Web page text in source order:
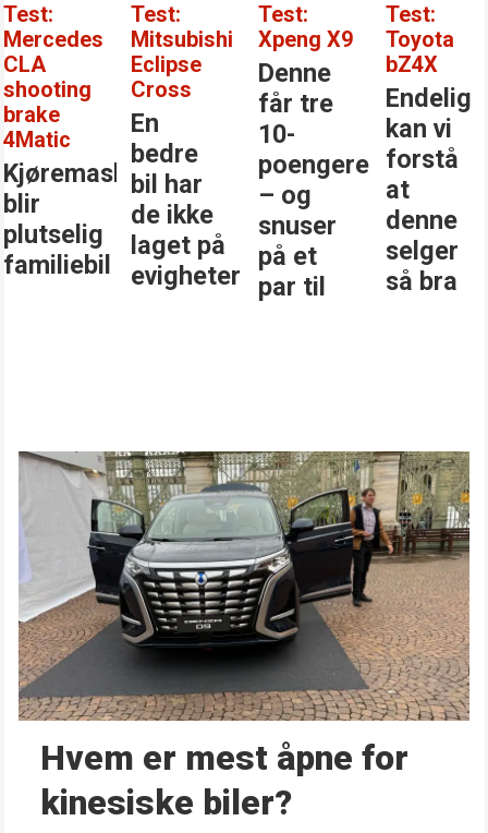
Test:
Mercedes
CLA
shooting
brake
4Matic
Kjøremaskinen
blir
plutselig
familiebil
Test:
Mitsubishi
Eclipse
Cross
En
bedre
bil har
de ikke
laget på
evigheter
Test:
Xpeng X9
Denne
får tre
10-
poengere
– og
snuser
på et
par til
Test:
Toyota
bZ4X
Endelig
kan vi
forstå
at
denne
selger
så bra
Hvem er mest åpne for
kinesiske biler?